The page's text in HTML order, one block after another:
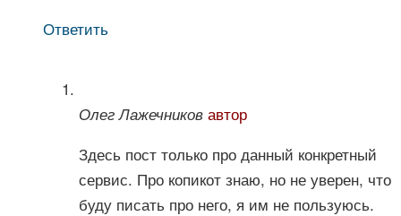
Ответить
Олег Лажечников автор
Здесь пост только про данный конкретный
сервис. Про копикот знаю, но не уверен, что
буду писать про него, я им не пользуюсь.